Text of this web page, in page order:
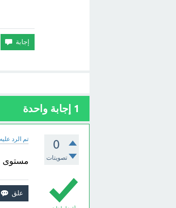
1 إجابة واحدة
0
تصويتات
تم الرد عليه
مستوى